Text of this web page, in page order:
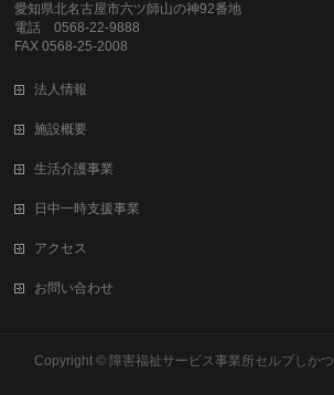
愛知県北名古屋市六ツ師山の神92番地
電話 0568-22-9888
FAX 0568-25-2008
法人情報
施設概要
生活介護事業
日中一時支援事業
アクセス
お問い合わせ
Copyright © 障害福祉サービス事業所セルプしかつ